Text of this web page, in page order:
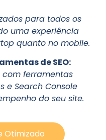
para todos os
uma experiência
quanto no mobile.
de SEO:
ferramentas
e Search Console
do seu site.
Otimizado